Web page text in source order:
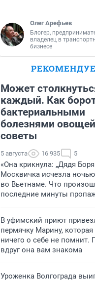
Олег Арефьев
Блогер,
владелец в
бизнесе
Может
каждый. Как
бактериальными
болезнями
советы
5 августа 16 935 5
«Она крикнула: „Дядя
Москвичка исчезла
во Вьетнаме. Что
последние минуты
В уфимский приют
пермячку Марину, которая
ничего о себе не помнит.
вдруг она вам знакома
Уроженка Волгограда